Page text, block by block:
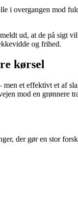
i overgangen mod
ud, at de på
og frihed.
kørsel
et effektivt et af
mod en grønnere
der gør en stor